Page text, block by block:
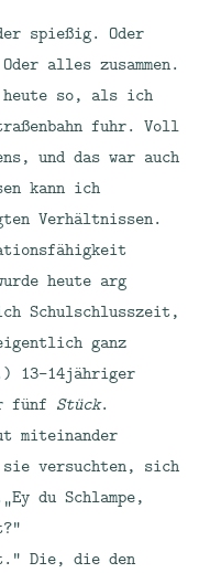
spießig. Oder
alles zusammen.
so, als ich
fuhr. Voll
und das war auch
kann ich
Verhältnissen.
heute arg
Schulschlusszeit,
ganz
13-14jähriger
fünf Stück.
miteinander
versuchten, sich
„Ey du Schlampe,
Die, die den